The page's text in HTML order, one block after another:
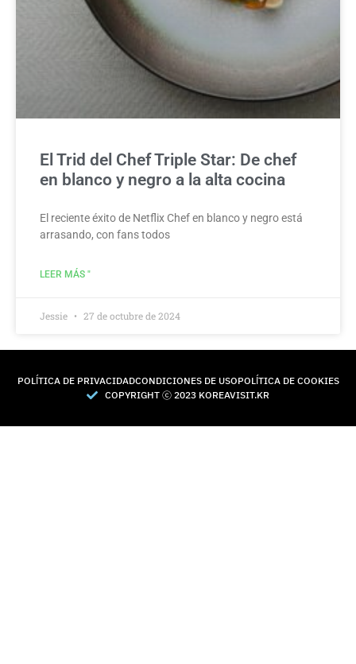
El Trid del Chef Triple Star: De chef
en blanco y negro a la alta cocina
El reciente éxito de Netflix Chef en blanco y negro está
arrasando, con fans todos
LEER MÁS "
Jessie 27 de octubre de 2024
POLÍTICA DE PRIVACIDADCONDICIONES DE USOPOLÍTICA DE COOKIES
COPYRIGHT Ⓒ 2023 KOREAVISIT.KR